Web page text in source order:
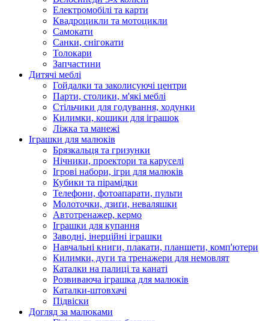
Електромобілі та карти
Квадроцикли та мотоцикли
Самокати
Санки, снігокати
Толокари
Запчастини
Дитячі меблі
Гойдалки та заколисуючі центри
Парти, столики, м'які меблі
Стільчики для годування, ходунки
Килимки, кошики для іграшок
Ліжка та манежі
Іграшки для малюків
Брязкальця та гризунки
Нічники, проектори та каруселі
Ігрові набори, ігри для малюків
Кубики та пірамідки
Телефони, фотоапарати, пульти
Молоточки, дзиґи, неваляшки
Автотренажер, кермо
Іграшки для купання
Заводні, інерційні іграшки
Навчальні книги, плакати, планшети, комп'ютери
Килимки, дуги та тренажери для немовлят
Каталки на палиці та канаті
Розвиваюча іграшка для малюків
Каталки-штовхачі
Підвіски
Догляд за малюками